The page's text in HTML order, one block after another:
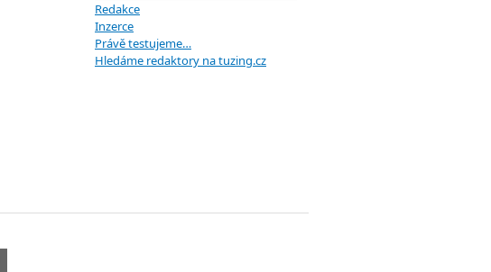
Redakce
Inzerce
Právě testujeme…
Hledáme redaktory na tuzing.cz